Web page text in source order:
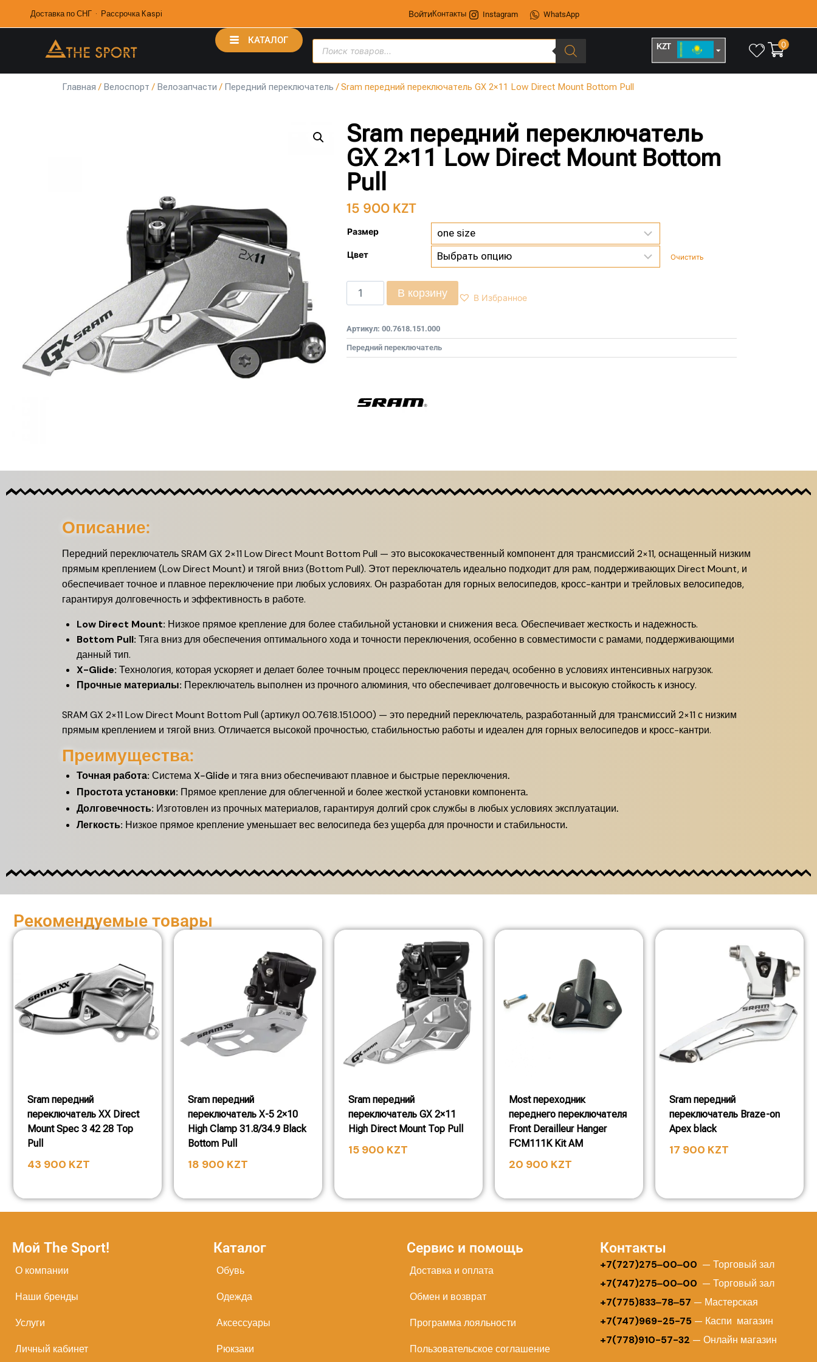
Доставка по СНГ · Рассрочка Kaspi ВойтиКонтакты Instagram WhatsApp
КАТАЛОГ
KZT 0
Главная / Велоспорт / Велозапчасти / Передний переключатель / Sram передний переключатель GX 2×11 Low Direct Mount Bottom Pull
Sram передний переключатель
GX 2×11 Low Direct Mount Bottom
Pull
15 900 KZT
Размер
Цвет Очистить
В корзину В Избранное
Артикул: 00.7618.151.000
Передний переключатель
Описание:
Передний переключатель SRAM GX 2×11 Low Direct Mount Bottom Pull — это высококачественный компонент для трансмиссий 2×11, оснащенный низким
прямым креплением (Low Direct Mount) и тягой вниз (Bottom Pull). Этот переключатель идеально подходит для рам, поддерживающих Direct Mount, и
обеспечивает точное и плавное переключение при любых условиях. Он разработан для горных велосипедов, кросс-кантри и трейловых велосипедов,
гарантируя долговечность и эффективность в работе.
Low Direct Mount: Низкое прямое крепление для более стабильной установки и снижения веса. Обеспечивает жесткость и надежность.
Bottom Pull: Тяга вниз для обеспечения оптимального хода и точности переключения, особенно в совместимости с рамами, поддерживающими
данный тип.
X-Glide: Технология, которая ускоряет и делает более точным процесс переключения передач, особенно в условиях интенсивных нагрузок.
Прочные материалы: Переключатель выполнен из прочного алюминия, что обеспечивает долговечность и высокую стойкость к износу.
SRAM GX 2×11 Low Direct Mount Bottom Pull (артикул 00.7618.151.000) — это передний переключатель, разработанный для трансмиссий 2×11 с низким
прямым креплением и тягой вниз. Отличается высокой прочностью, стабильностью работы и идеален для горных велосипедов и кросс-кантри.
Преимущества:
Точная работа: Система X-Glide и тяга вниз обеспечивают плавное и быстрые переключения.
Простота установки: Прямое крепление для облегченной и более жесткой установки компонента.
Долговечность: Изготовлен из прочных материалов, гарантируя долгий срок службы в любых условиях эксплуатации.
Легкость: Низкое прямое крепление уменьшает вес велосипеда без ущерба для прочности и стабильности.
Рекомендуемые товары
Sram передний
переключатель XX Direct
Mount Spec 3 42 28 Top
Pull
43 900 KZT
Sram передний
переключатель X-5 2×10
High Clamp 31.8/34.9 Black
Bottom Pull
18 900 KZT
Sram передний
переключатель GX 2×11
High Direct Mount Top Pull
15 900 KZT
Most переходник
переднего переключателя
Front Derailleur Hanger
FCM111K Kit AM
20 900 KZT
Sram передний
переключатель Braze-on
Apex black
17 900 KZT
Мой The Sport!
О компании
Наши бренды
Услуги
Личный кабинет
Каталог
Обувь
Одежда
Аксессуары
Рюкзаки
Сервис и помощь
Доставка и оплата
Обмен и возврат
Программа лояльности
Пользовательское соглашение
Контакты
+7(727)275‒00‒00 — Торговый зал
+7(747)275‒00‒00 — Торговый зал
+7(775)833‒78‒57 — Мастерская
+7(747)969-25-75— Каспи магазин
+7(778)910-57-32 — Онлайн магазин